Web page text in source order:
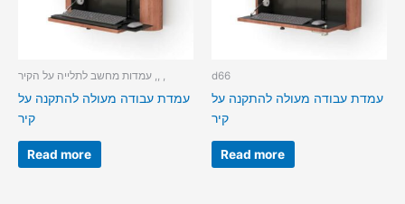
עמדות מחשב לתלייה על הקיר ,, ,
עמדת עבודה מעולה להתקנה על
קיר
Read more
d66
עמדת עבודה מעולה להתקנה על
קיר
Read more